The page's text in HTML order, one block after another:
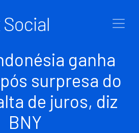
ganha
surpresa do
de juros, diz
BNY